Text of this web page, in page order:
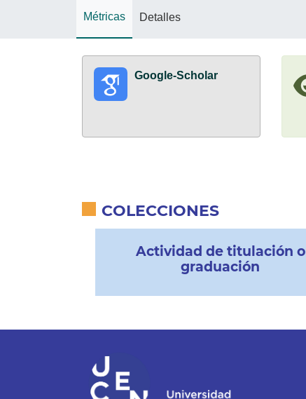
Métricas Detalles
Google-Scholar
COLECCIONES
Actividad de titulación o
graduación